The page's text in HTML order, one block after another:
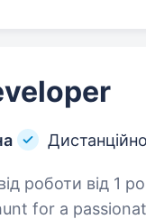
Дистанційно
роботи від 1
for a